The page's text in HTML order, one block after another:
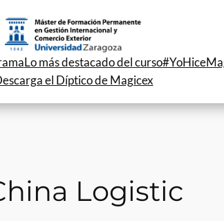
Lo más destacado del curso
el Díptico de Magicex
Logistic